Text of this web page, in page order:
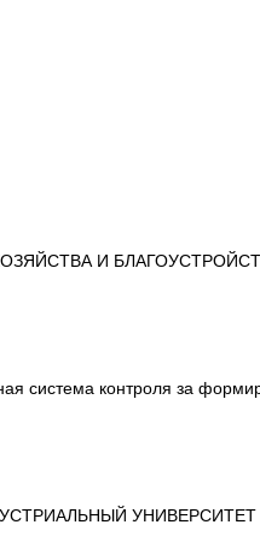
И
контроля за
УНИВЕРСИТЕТ